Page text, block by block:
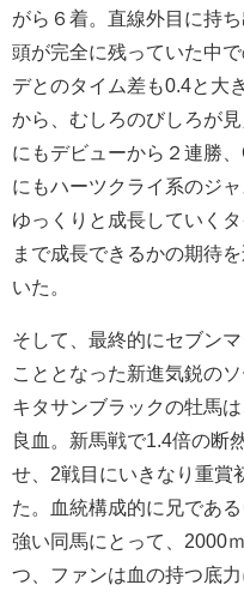
がら６着。直線外目に持
頭が完全に残っていた中
デとのタイム差も0.4と大
から、むしろのびしろが
にもデビューから２連勝
にもハーツクライ系のジ
ゆっくりと成長していく
まで成長できるかの期待
いた。
そして、最終的にセブン
こととなった新進気鋭の
キタサンブラックの牡馬
良血。新馬戦で1.4倍の断
せ、2戦目にいきなり重賞
た。血統構成的に兄であ
強い同馬にとって、2000
つ、ファンは血の持つ底力